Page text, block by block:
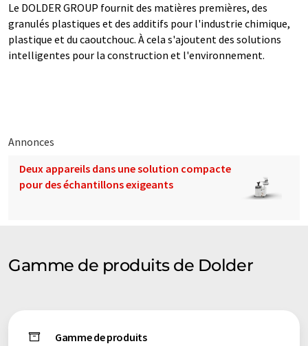
Le DOLDER GROUP fournit des matières premières, des
granulés plastiques et des additifs pour l'industrie chimique,
plastique et du caoutchouc. À cela s'ajoutent des solutions
intelligentes pour la construction et l'environnement.
Annonces
Deux appareils dans une solution compacte
pour des échantillons exigeants
Gamme de produits de Dolder
Gamme de produits